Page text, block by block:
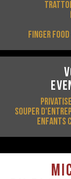
FINGER
souper
Enfants